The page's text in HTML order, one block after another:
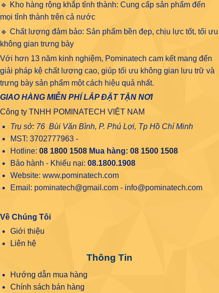
🔹 Kho hàng rộng khắp tỉnh thành: Cung cấp sản phẩm đến
mọi tỉnh thành trên cả nước
🔹 Chất lượng đảm bảo: Sản phẩm bền đẹp, chịu lực tốt, tối ưu
không gian trưng bày
Với hơn 13 năm kinh nghiệm, Pominatech cam kết mang đến
giải pháp kệ chất lượng cao, giúp tối ưu không gian lưu trữ và
trưng bày sản phẩm một cách hiệu quả nhất.
GIAO HÀNG MIỄN PHÍ LẮP ĐẶT TẬN NƠI
Công ty TNHH POMINATECH VIỆT NAM
Trụ sở: 76 Bùi Văn Bình, P. Phú Lợi, Tp Hồ Chí Minh
MST: 3702777963 -
Hotline: 08 1800 1508Mua hàng: 08 1500 1508
Bảo hành - Khiếu nại: 08.1800.1908
Website: www.pominatech.com
Email: pominatech@gmail.com - info@pominatech.com
Về Chúng Tôi
Giới thiệu
Liên hệ
Thông Tin
Hướng dẫn mua hàng
Chính sách bán hàng